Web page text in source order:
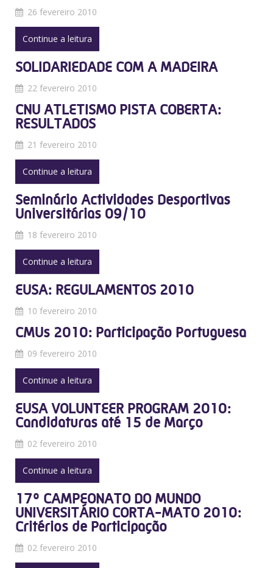
26 fevereiro 2010
Continue a leitura
SOLIDARIEDADE COM A MADEIRA
22 fevereiro 2010
CNU ATLETISMO PISTA COBERTA:
RESULTADOS
21 fevereiro 2010
Continue a leitura
Seminário Actividades Desportivas
Universitárias 09/10
18 fevereiro 2010
Continue a leitura
EUSA: REGULAMENTOS 2010
10 fevereiro 2010
CMUs 2010: Participação Portuguesa
09 fevereiro 2010
Continue a leitura
EUSA VOLUNTEER PROGRAM 2010:
Candidaturas até 15 de Março
02 fevereiro 2010
Continue a leitura
17º CAMPEONATO DO MUNDO
UNIVERSITÁRIO CORTA-MATO 2010:
Critérios de Participação
02 fevereiro 2010